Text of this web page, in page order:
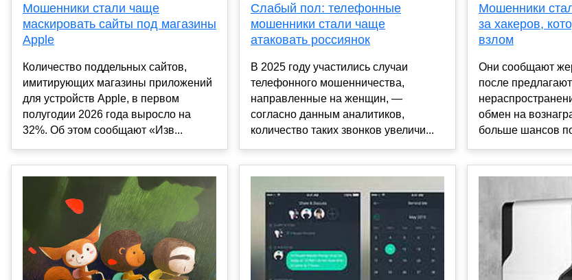
Мошенники стали чаще
маскировать сайты под магазины
Apple
Количество поддельных сайтов,
имитирующих магазины приложений
для устройств Apple, в первом
полугодии 2026 года выросло на
32%. Об этом сообщают «Изв...
Слабый пол: телефонные
мошенники стали чаще
атаковать россиянок
В 2025 году участились случаи
телефонного мошенничества,
направленные на женщин, —
согласно данным аналитиков,
количество таких звонков увеличи...
Мошенники
за хакеров,
взлом
Они сообщают
после
обмен на
больше шансов